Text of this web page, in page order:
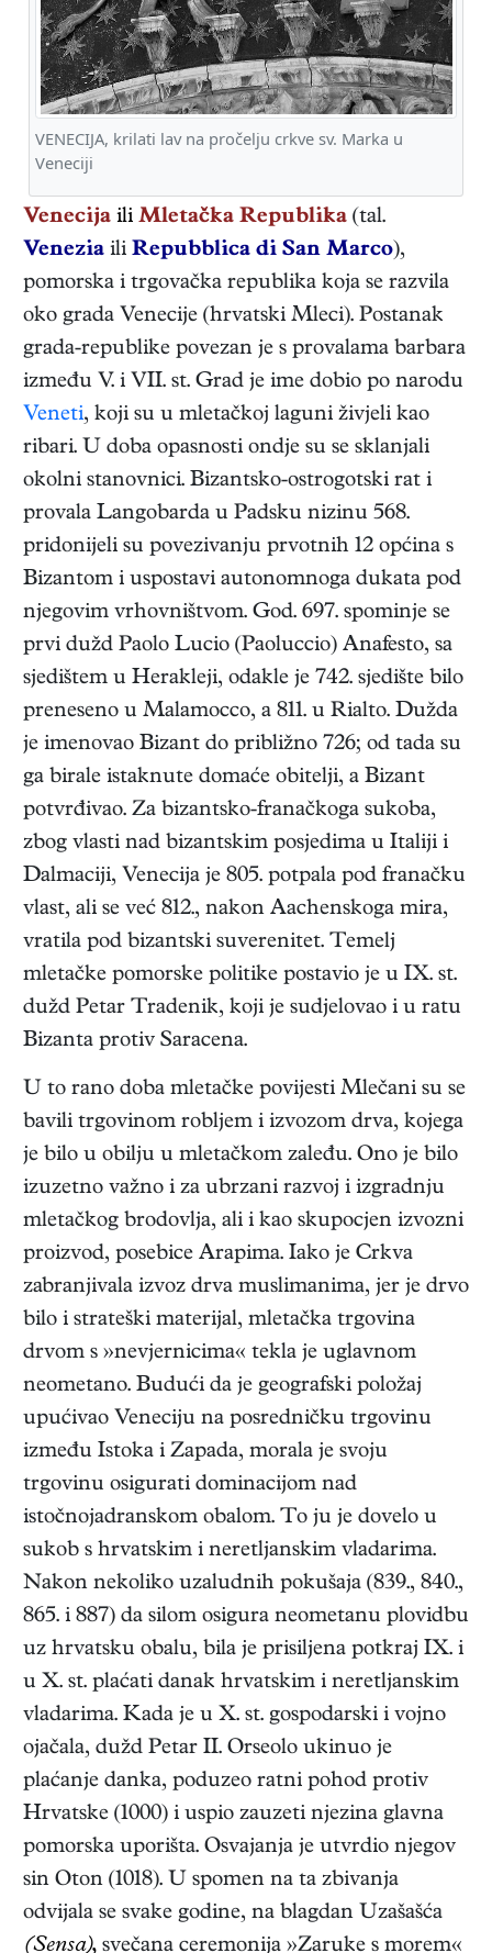
VENECIJA, krilati lav na pročelju crkve sv. Marka u
Veneciji
Venecija ili Mletačka Republika (tal.
Venezia ili Repubblica di San Marco),
pomorska i trgovačka republika koja se razvila
oko grada Venecije (hrvatski Mleci). Postanak
grada-republike povezan je s provalama barbara
između V. i VII. st. Grad je ime dobio po narodu
Veneti, koji su u mletačkoj laguni živjeli kao
ribari. U doba opasnosti ondje su se sklanjali
okolni stanovnici. Bizantsko-ostrogotski rat i
provala Langobarda u Padsku nizinu 568.
pridonijeli su povezivanju prvotnih 12 općina s
Bizantom i uspostavi autonomnoga dukata pod
njegovim vrhovništvom. God. 697. spominje se
prvi dužd Paolo Lucio (Paoluccio) Anafesto, sa
sjedištem u Herakleji, odakle je 742. sjedište bilo
preneseno u Malamocco, a 811. u Rialto. Dužda
je imenovao Bizant do približno 726; od tada su
ga birale istaknute domaće obitelji, a Bizant
potvrđivao. Za bizantsko-franačkoga sukoba,
zbog vlasti nad bizantskim posjedima u Italiji i
Dalmaciji, Venecija je 805. potpala pod franačku
vlast, ali se već 812., nakon Aachenskoga mira,
vratila pod bizantski suverenitet. Temelj
mletačke pomorske politike postavio je u IX. st.
dužd Petar Tradenik, koji je sudjelovao i u ratu
Bizanta protiv Saracena.
U to rano doba mletačke povijesti Mlečani su se
bavili trgovinom robljem i izvozom drva, kojega
je bilo u obilju u mletačkom zaleđu. Ono je bilo
izuzetno važno i za ubrzani razvoj i izgradnju
mletačkog brodovlja, ali i kao skupocjen izvozni
proizvod, posebice Arapima. Iako je Crkva
zabranjivala izvoz drva muslimanima, jer je drvo
bilo i strateški materijal, mletačka trgovina
drvom s »nevjernicima« tekla je uglavnom
neometano. Budući da je geografski položaj
upućivao Veneciju na posredničku trgovinu
između Istoka i Zapada, morala je svoju
trgovinu osigurati dominacijom nad
istočnojadranskom obalom. To ju je dovelo u
sukob s hrvatskim i neretljanskim vladarima.
Nakon nekoliko uzaludnih pokušaja (839., 840.,
865. i 887) da silom osigura neometanu plovidbu
uz hrvatsku obalu, bila je prisiljena potkraj IX. i
u X. st. plaćati danak hrvatskim i neretljanskim
vladarima. Kada je u X. st. gospodarski i vojno
ojačala, dužd Petar II. Orseolo ukinuo je
plaćanje danka, poduzeo ratni pohod protiv
Hrvatske (1000) i uspio zauzeti njezina glavna
pomorska uporišta. Osvajanja je utvrdio njegov
sin Oton (1018). U spomen na ta zbivanja
odvijala se svake godine, na blagdan Uzašašća
(Sensa), svečana ceremonija »Zaruke s morem«